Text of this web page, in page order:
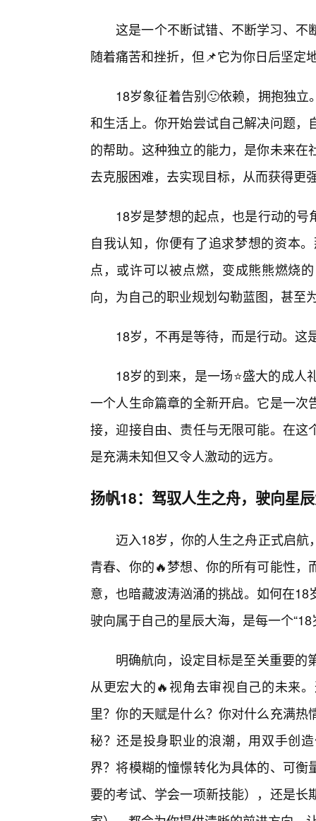
这是一个不断试错、不断学习、不
随着痛苦和挫折，但📌它为你日后坚定
18岁象征着告别🙂依赖，拥抱独
和生活上。你开始尝试自己解决问题
的帮助。这种独立的能力，是你未来
去克服困难，去实现目标，从而获得更
18岁是梦想的起点，也是行动的
自我认知，你便有了追求梦想的资本
点，或许可以被点燃，变成熊熊燃烧
向，为自己的职业规划勾勒蓝图，甚至
18岁，不再是等待，而是行动。这
18岁的到来，是一场⭐盛大的成
一个人生命篇章的全新开启。它是一
接，迎接自由、责任与无限可能。在
是充满未知但又令人激动的远方。
扬帆18：驾驭人生之舟，驶向星
迈入18岁，你的人生之舟正式启
青春、你的🔥梦想、你的所有可能性
意，也暗藏波涛汹涌的挑战。如何在
驶向属于自己的星辰大海，是每一个
明确航向，设定目标是至关重要的
从更宏大的🔥视角去审视自己的未来
里？你的天赋是什么？你对什么充满
秘？还是投身职业的浪潮，用双手创
界？将模糊的憧憬转化为具体的、可
要的考试、学会一项新技能），还是